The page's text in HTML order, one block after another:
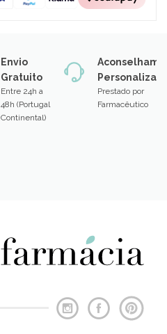
Envio
Gratuito
Entre 24h a
48h (Portugal
Continental)
Prestado por
Farmacêutico